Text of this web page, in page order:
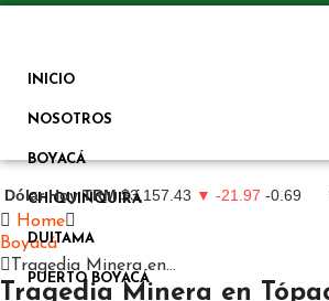
INICIO
NOSOTROS
BOYACÁ
CHIQUINQUIRÁ
DUITAMA
PUERTO BOYACÁ
Dólar Hoy TRM $3,157.43 ▼ -21.97 -0.69
Home
Boyacá
Tragedia Minera en…
Tragedia Minera en